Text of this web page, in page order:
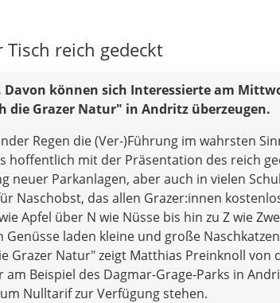
reich gedeckt
können sich Interessierte am
die Grazer Natur" in Andritz überzeugen.
Regen die (Ver-)Führung im wahrsten
hoffentlich mit der Präsentation des reich
neuer Parkanlagen, aber auch in vielen
Naschobst, das allen Grazer:innen
Apfel über N wie Nüsse bis hin zu Z wie
laden kleine und große
Grazer Natur" zeigt Matthias Preinknoll von
Beispiel des Dagmar-Grage-Parks in
Nulltarif zur Verfügung stehen.